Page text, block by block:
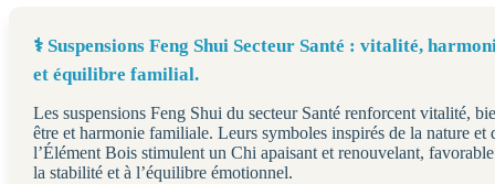
⚕️ Suspensions Feng Shui Secteur Santé : vitalité,
et équilibre familial.
Les suspensions Feng Shui du secteur Santé renforcent vitalité,
être et harmonie familiale. Leurs symboles inspirés de la nature et
l’Élément Bois stimulent un Chi apaisant et renouvelant,
la stabilité et à l’équilibre émotionnel.